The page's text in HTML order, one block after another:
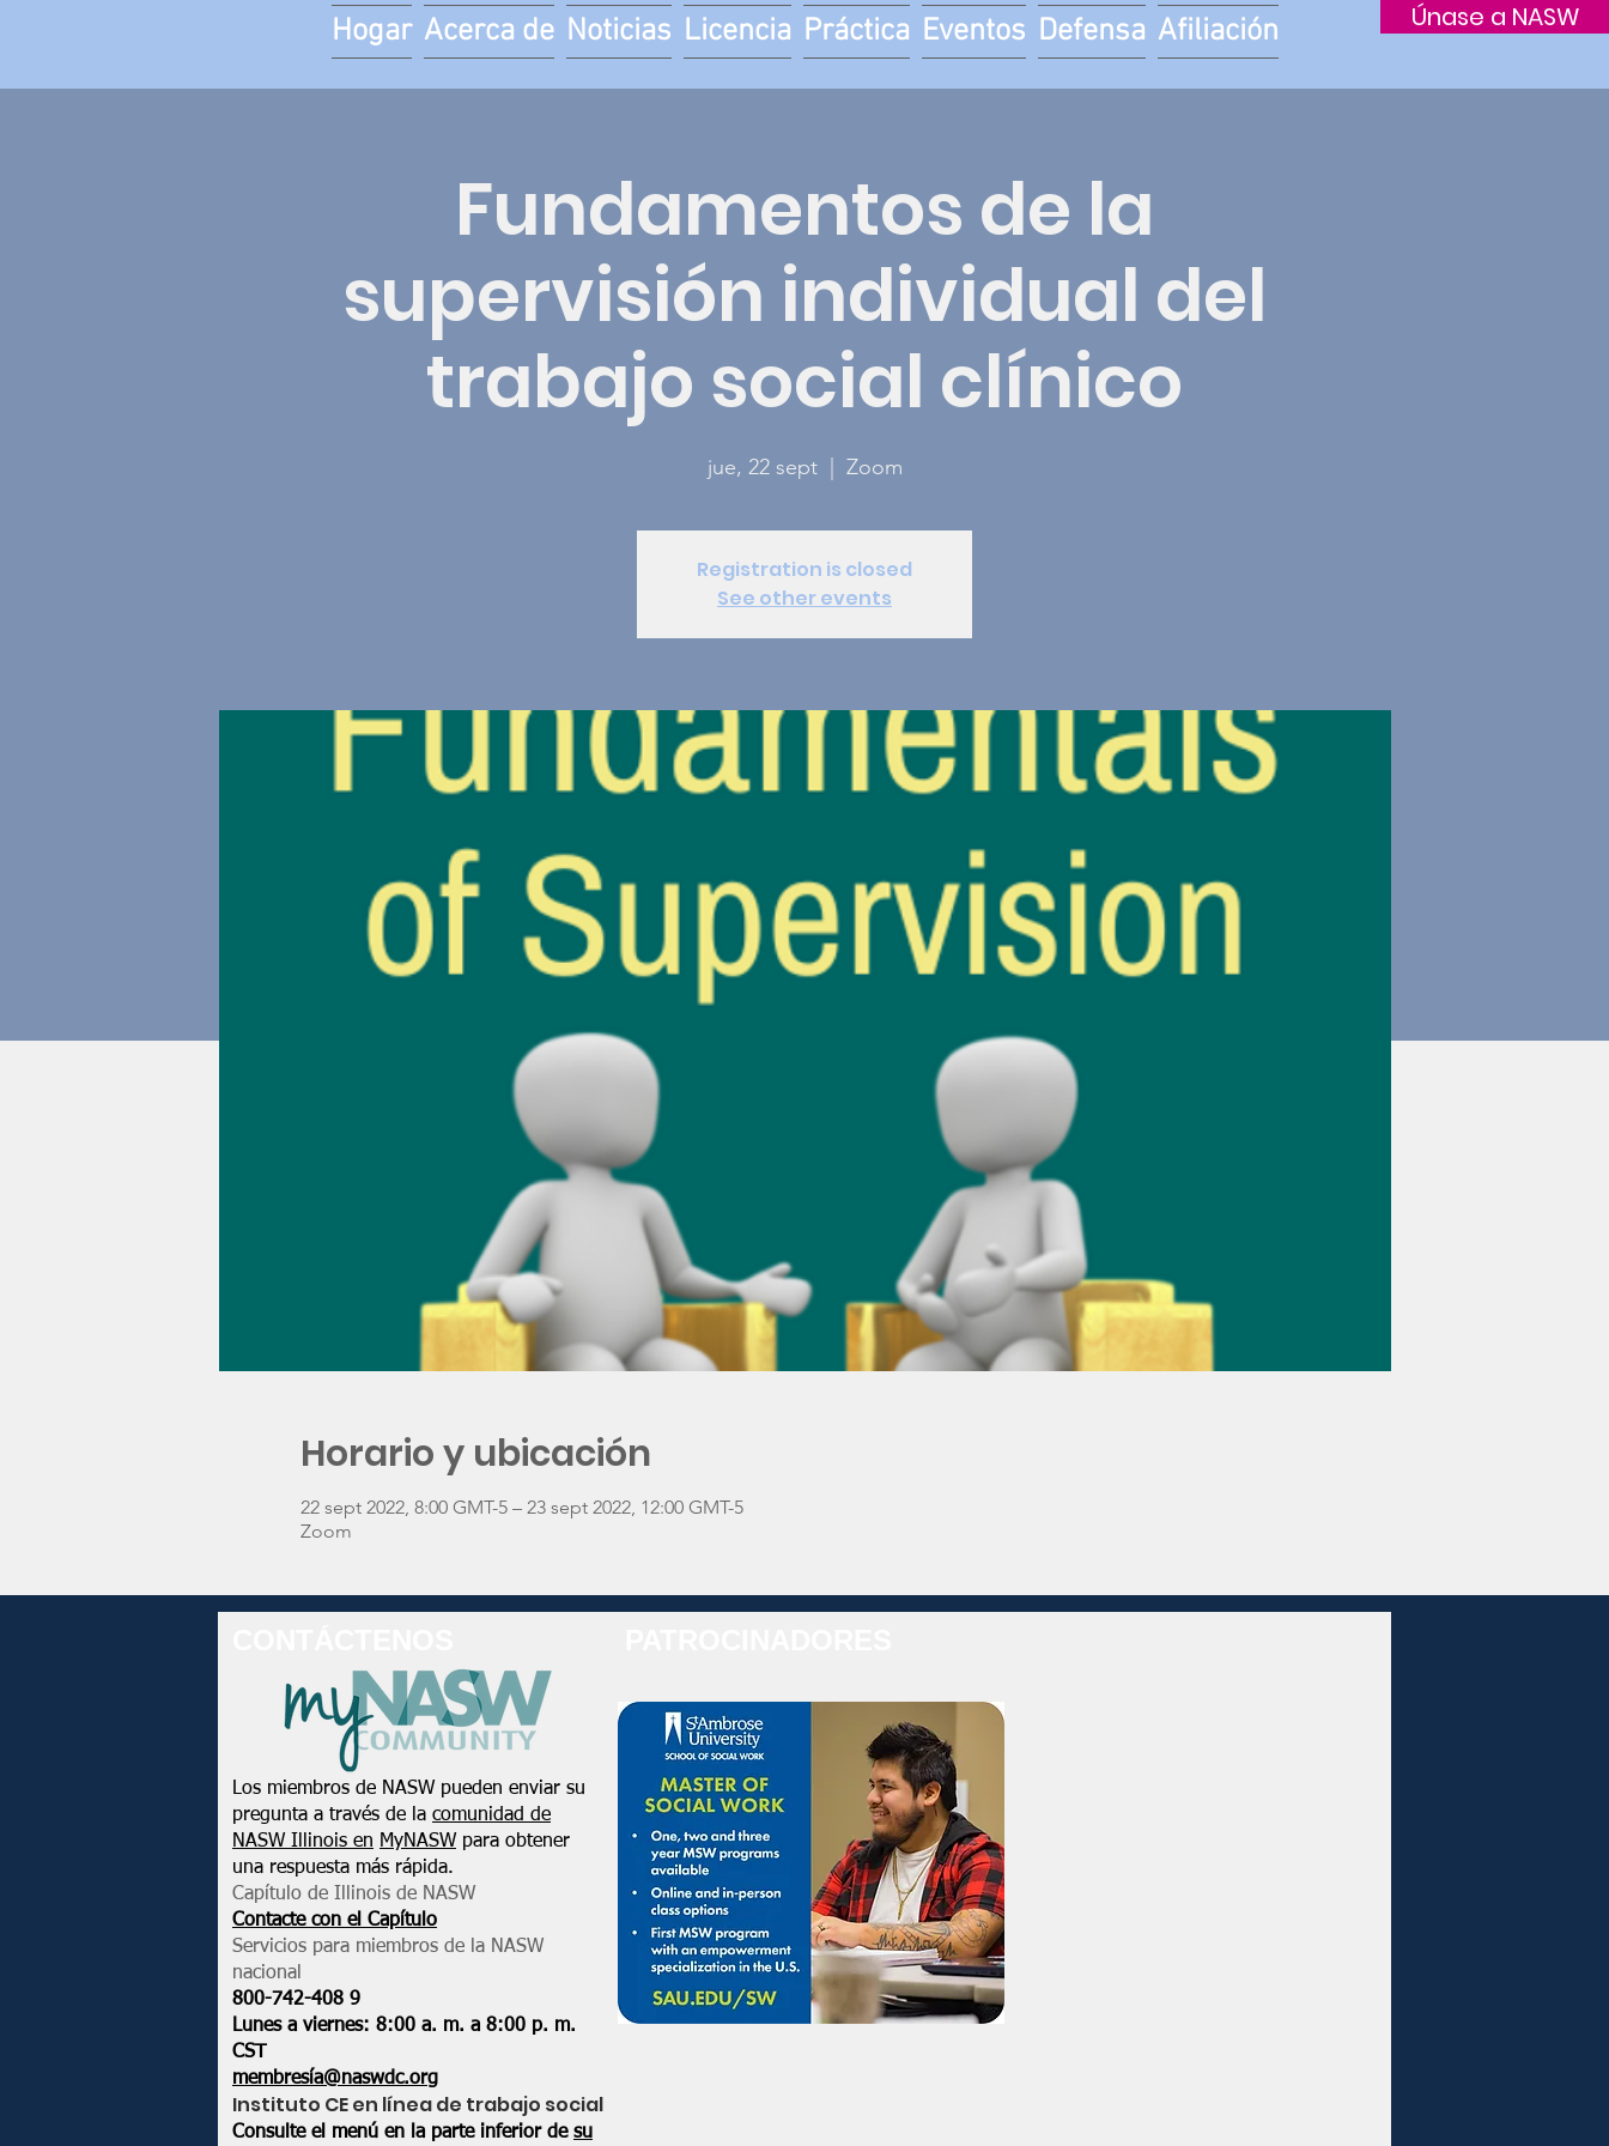
Únase a NASW
Hogar Acerca de Noticias Licencia Práctica Eventos Defensa Afiliación
Fundamentos de la
supervisión individual del
trabajo social clínico
jue, 22 sept
  |
Zoom
Registration is closed
See other events
Horario y ubicación
22 sept 2022, 8:00 GMT-5 – 23 sept 2022, 12:00 GMT-5
Zoom
Los miembros de NASW pueden enviar su
pregunta a través de la comunidad de
NASW Illinois en MyNASW para obtener
una respuesta más rápida.
Capítulo de Illinois de NASW
Contacte con el Capítulo
Servicios para miembros de la NASW
nacional
800-742-408 9
Lunes a viernes: 8:00 a. m. a 8:00 p. m.
CST
membresía@naswdc.org
Instituto CE en línea de trabajo social
Consulte el menú en la parte inferior de su